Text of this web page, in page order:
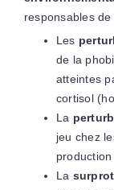
responsables
Les
de la
atteintes
cortisol
La
jeu chez
La